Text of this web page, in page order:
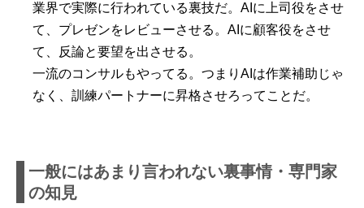
業界で実際に行われている裏技だ。AIに上司役をさせ
て、プレゼンをレビューさせる。AIに顧客役をさせ
て、反論と要望を出させる。
一流のコンサルもやってる。つまり AIは作業補助じゃ
なく、訓練パートナーに昇格させろ ってことだ。
一般にはあまり言われない裏事情・専門家
の知見